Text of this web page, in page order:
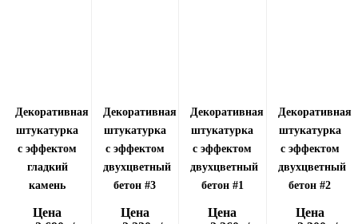
Декоративная
штукатурка
с эффектом
гладкий
камень
Цена
Декоративная
штукатурка
с эффектом
двухцветный
бетон #3
Цена
Декоративная
штукатурка
с эффектом
двухцветный
бетон #1
Цена
Декоративная
штукатурка
с эффектом
двухцветный
бетон #2
Цена